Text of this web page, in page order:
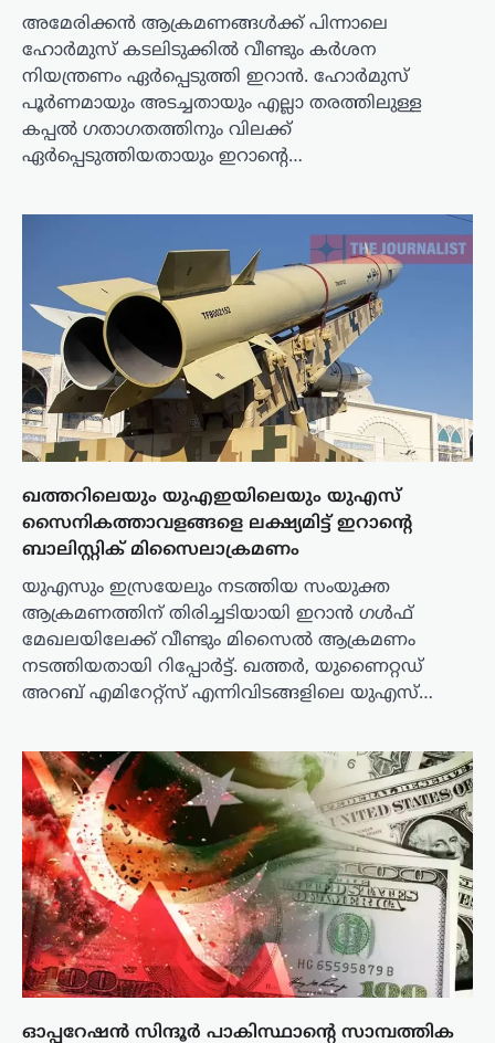
അമേരിക്കൻ ആക്രമണങ്ങൾക്ക് പിന്നാലെ
ഹോർമുസ് കടലിടുക്കിൽ വീണ്ടും കർശന
നിയന്ത്രണം ഏർപ്പെടുത്തി ഇറാൻ. ഹോർമുസ്
പൂർണമായും അടച്ചതായും എല്ലാ തരത്തിലുള്ള
കപ്പൽ ഗതാഗതത്തിനും വിലക്ക്
ഏർപ്പെടുത്തിയതായും ഇറാന്റെ…
ഖത്തറിലെയും യുഎഇയിലെയും യുഎസ്
സൈനികത്താവളങ്ങളെ ലക്ഷ്യമിട്ട് ഇറാന്റെ
ബാലിസ്റ്റിക് മിസൈലാക്രമണം
യുഎസും ഇസ്രയേലും നടത്തിയ സംയുക്ത
ആക്രമണത്തിന് തിരിച്ചടിയായി ഇറാൻ ഗൾഫ്
മേഖലയിലേക്ക് വീണ്ടും മിസൈൽ ആക്രമണം
നടത്തിയതായി റിപ്പോർട്ട്. ഖത്തർ, യുണൈറ്റഡ്
അറബ് എമിറേറ്റ്സ് എന്നിവിടങ്ങളിലെ യുഎസ്…
ഓപ്പറേഷൻ സിന്ദൂർ പാകിസ്ഥാന്റെ സാമ്പത്തിക